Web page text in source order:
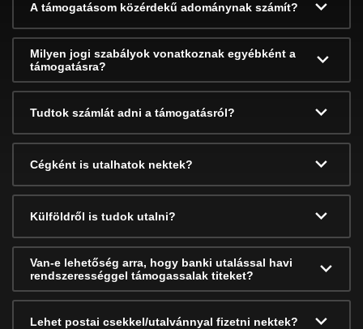
A támogatásom közérdekű adománynak számít?
Milyen jogi szabályok vonatkoznak egyébként a
támogatásra?
Tudtok számlát adni a támogatásról?
Cégként is utalhatok nektek?
Külföldről is tudok utalni?
Van-e lehetőség arra, hogy banki utalással havi
rendszerességgel támogassalak titeket?
Lehet postai csekkel/utalvánnyal fizetni nektek?